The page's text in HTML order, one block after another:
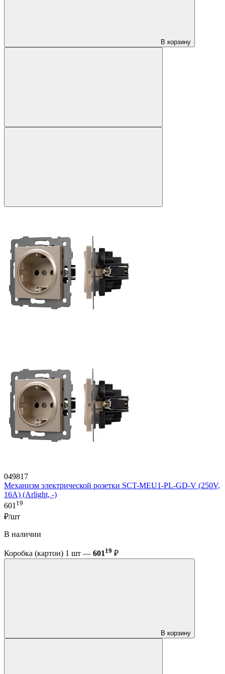
В корзину
049817
Механизм электрической розетки SCT-MEU1-PL-GD-V (250V,
16A) (Arlight, -)
60119
₽/шт
В наличии
Коробка (картон) 1 шт — 601 19 ₽
В корзину